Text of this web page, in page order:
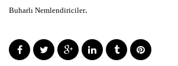
Buharlı Nemlendiriciler.